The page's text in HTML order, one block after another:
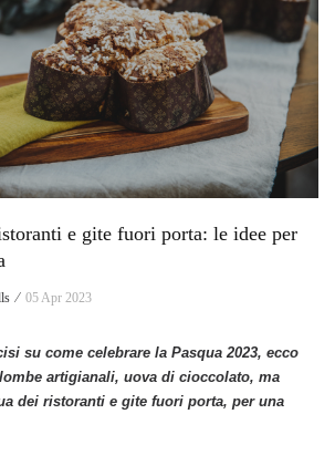
e gite fuori porta: le idee per
⁄ 05 Apr 2023
su come celebrare la Pasqua 2023, ecco
artigianali, uova di cioccolato, ma
dei ristoranti e gite fuori porta, per una